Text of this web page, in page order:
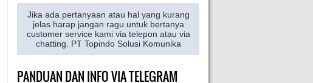
Jika ada pertanyaan atau hal yang kurang
jelas harap jangan ragu untuk bertanya
customer service kami via telepon atau via
chatting. PT Topindo Solusi Komunika
PANDUAN DAN INFO VIA TELEGRAM